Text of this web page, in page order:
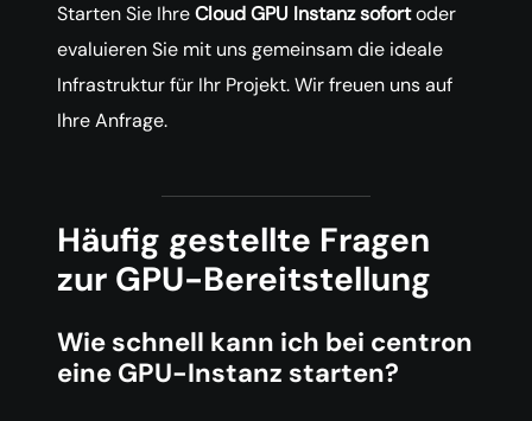
Starten Sie IhreCloud GPU Instanz sofortoder
evaluieren Sie mit uns gemeinsam die ideale
Infrastruktur für Ihr Projekt. Wir freuen uns auf
Ihre Anfrage.
Häufig gestellte Fragen
zur GPU-Bereitstellung
Wie schnell kann ich bei centron
eine GPU-Instanz starten?